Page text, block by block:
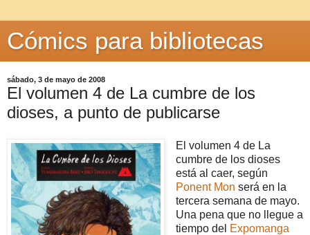
Cómics para bibliotecas
sábado, 3 de mayo de 2008
El volumen 4 de La cumbre de los
dioses, a punto de publicarse
El volumen 4 de La
cumbre de los dioses
está al caer, según
Ponent Mon será en la
tercera semana de mayo.
Una pena que no llegue a
tiempo del Expomanga